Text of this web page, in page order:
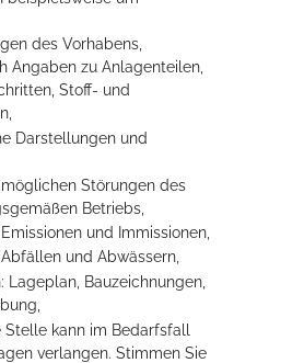
des Vorhabens,
Angaben zu Anlagenteilen,
Stoff- und
Darstellungen und
Störungen des
Betriebs,
und Immissionen,
und Abwässern,
Lageplan, Bauzeichnungen,
Stelle kann im Bedarfsfall
verlangen. Stimmen Sie